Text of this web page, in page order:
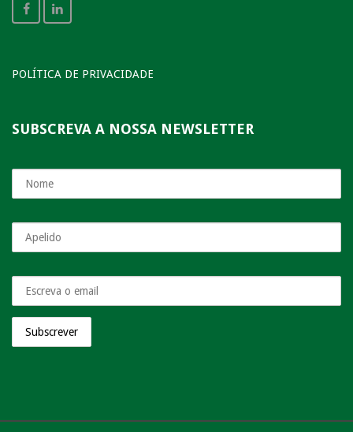
POLÍTICA DE PRIVACIDADE
SUBSCREVA A NOSSA NEWSLETTER